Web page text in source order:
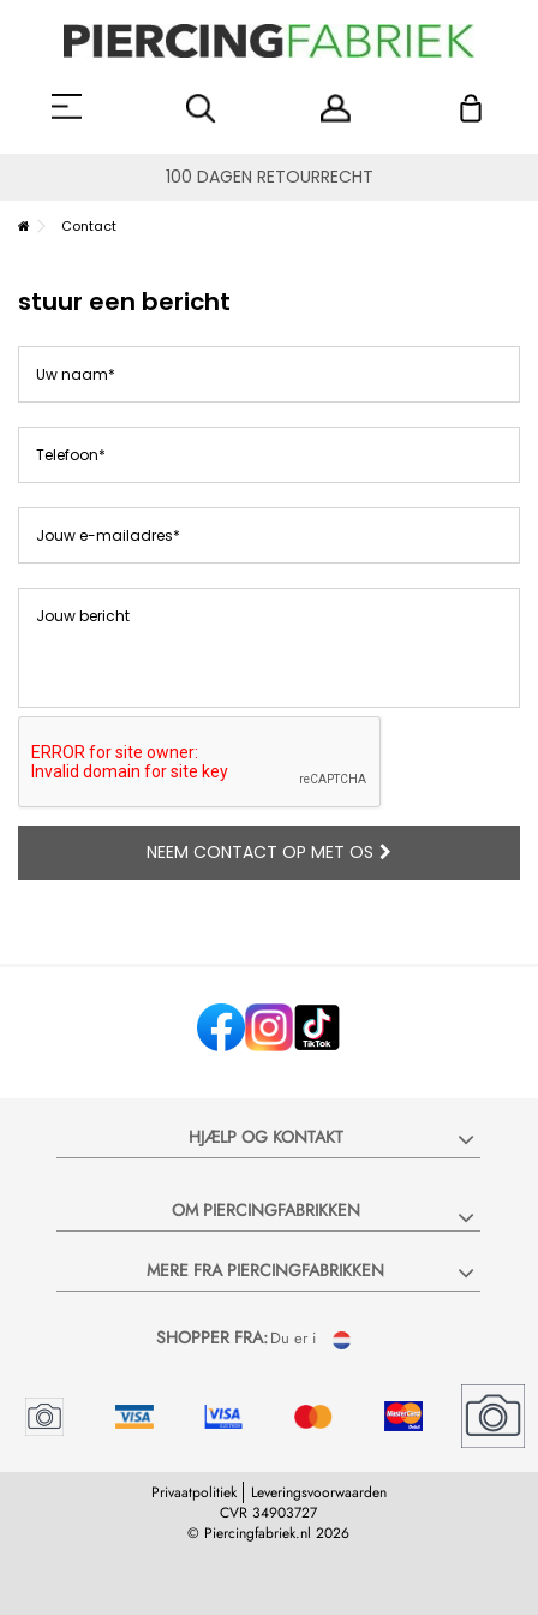
100 DAGEN RETOURRECHT
Contact
stuur een bericht
NEEM CONTACT OP MET OS
HJÆLP OG KONTAKT
OM PIERCINGFABRIKKEN
MERE FRA PIERCINGFABRIKKEN
SHOPPER FRA:Du er i
© Piercingfabriek.nl 2026
CVR 34903727
Privaatpolitiek Leveringsvoorwaarden